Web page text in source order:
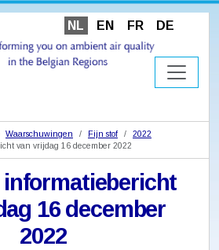
NL EN FR DE
Waarschuwingen Fijn stof
2022
van vrijdag 16 december 2022
16 december
2022